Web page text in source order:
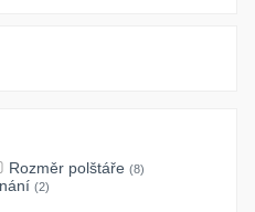
Rozměr polštáře (8)
(2)